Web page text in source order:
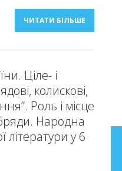
ЧИТАТИ БІЛЬШЕ
Ціле- і
колискові,
Роль і місце
Народна
літератури у 6